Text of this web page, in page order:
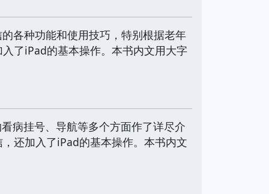
各种功能和使用技巧，特别根据老年
了iPad的基本操作。本书内文用大字
病挂号、导航等多个方面作了详尽介
还加入了iPad的基本操作。本书内文